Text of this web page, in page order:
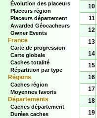
Évolution des placeurs
Placeurs région
Placeurs département
Awarded Géocacheurs
Owner Events
France
Carte de progression
Carte globale
Caches totalité
Répartition par type
Régions
Caches région
Moyennes favoris
Départements
Caches département
Durées caches
10
11
12
13
14
15
16
17
18
19